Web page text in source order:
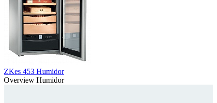
ZKes 453 Humidor
Overview Humidor